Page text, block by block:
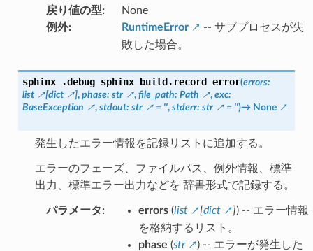
戻り値の型:
None
例外: RuntimeError
-- サブプロセスが失
敗した場合。
sphinx_.debug_sphinx_build. record_error(errors:
list
[dict ], phase: str , file_path: Path , exc:
BaseException
, stdout: str = '', stderr: str = '')→ None
発生したエラー情報を記録リストに追加する。
エラーのフェーズ、ファイルパス、例外情報、標準
出力、標準エラー出力などを 辞書形式で記録する。
パラメータ: errors(list [dict ]) -- エラー情報
を格納するリスト。
phase (str
) -- エラーが発生した